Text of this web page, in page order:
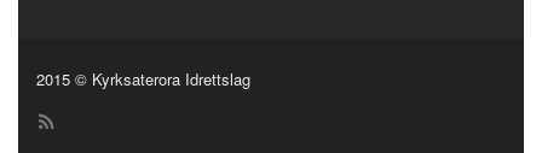
2015 © Kyrksaterora Idrettslag